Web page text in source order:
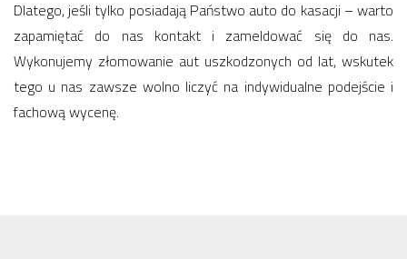
Dlatego, jeśli tylko posiadają Państwo auto do kasacji – warto
zapamiętać do nas kontakt i zameldować się do nas.
Wykonujemy złomowanie aut uszkodzonych od lat, wskutek
tego u nas zawsze wolno liczyć na indywidualne podejście i
fachową wycenę.